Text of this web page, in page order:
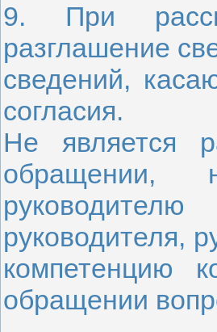
9. При
разглашение
сведений,
согласия.
Не является
обращении,
руководителя,
компетенцию
обращении